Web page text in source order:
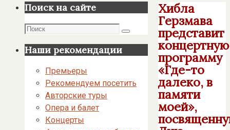
Хибла
Герзмава
представит
концертную
программу
«Где-то
далеко, в
памяти
моей»,
Поиск на сайте
Поиск
Поиск
Наши рекомендации
Премьеры
Рекомендуем посетить
Авторские туры
Опера и балет
Концерты